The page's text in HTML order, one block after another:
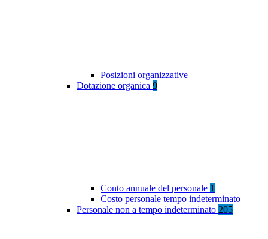
Posizioni organizzative
Dotazione organica 9
Conto annuale del personale 1
Costo personale tempo indeterminato
Personale non a tempo indeterminato 205